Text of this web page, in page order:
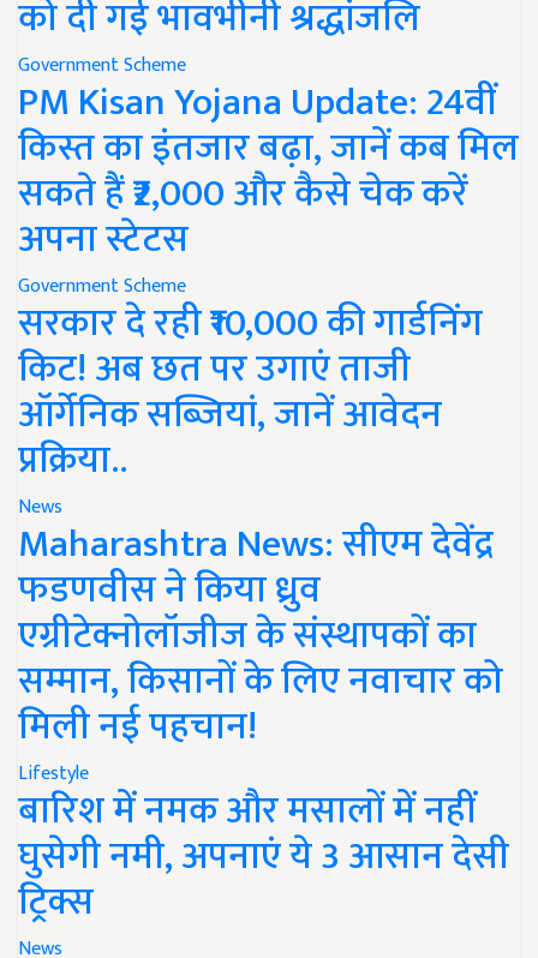
को दी गई भावभीनी श्रद्धांजलि
Government Scheme
PM Kisan Yojana Update: 24वीं
किस्त का इंतजार बढ़ा, जानें कब मिल
सकते हैं ₹2,000 और कैसे चेक करें
अपना स्टेटस
Government Scheme
सरकार दे रही ₹10,000 की गार्डनिंग
किट! अब छत पर उगाएं ताजी
ऑर्गेनिक सब्जियां, जानें आवेदन
प्रक्रिया..
News
Maharashtra News: सीएम देवेंद्र
फडणवीस ने किया ध्रुव
एग्रीटेक्नोलॉजीज के संस्थापकों का
सम्मान, किसानों के लिए नवाचार को
मिली नई पहचान!
Lifestyle
बारिश में नमक और मसालों में नहीं
घुसेगी नमी, अपनाएं ये 3 आसान देसी
ट्रिक्स
News